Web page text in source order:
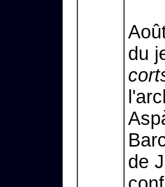
du
de